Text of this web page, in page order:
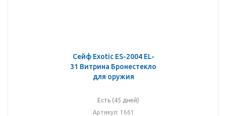
Сейф Exotic ES-2004 EL-
31 Витрина Бронестекло
для оружия
Есть (45 дней)
Артикул: 1661